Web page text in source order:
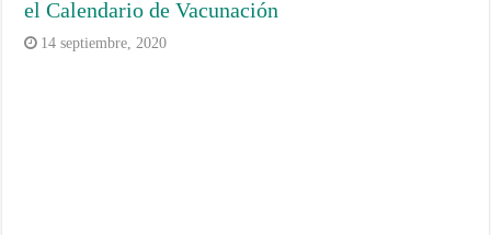
el Calendario de Vacunación
14 septiembre, 2020